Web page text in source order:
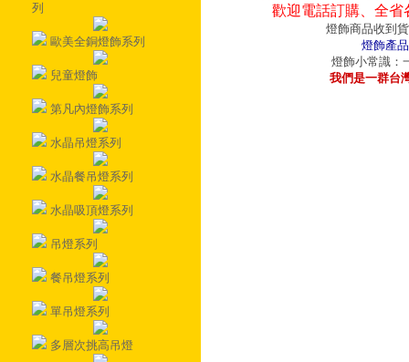
列
歐美全銅燈飾系列
兒童燈飾
第凡內燈飾系列
水晶吊燈系列
水晶餐吊燈系列
水晶吸頂燈系列
吊燈系列
餐吊燈系列
單吊燈系列
多層次挑高吊燈
歡迎電話訂購、全
燈飾商品收到
燈飾產
燈飾小常識：
我們是一群台